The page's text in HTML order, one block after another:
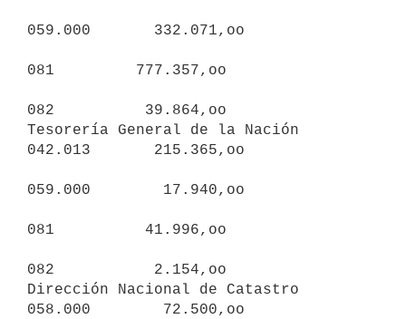
059.000       332.071,oo
081         777.357,oo
082          39.864,oo
Tesorería General de la Nación
042.013       215.365,oo
059.000        17.940,oo
081          41.996,oo
082           2.154,oo
Dirección Nacional de Catastro
058.000        72.500,oo